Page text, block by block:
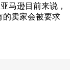
马逊目前来说，
的卖家会被要求